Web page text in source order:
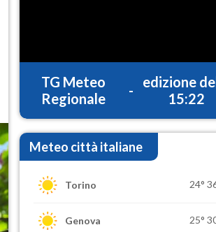
TG Meteo
Regionale
-
edizione
15:22
Meteo città italiane
Torino 24°
Genova 25°